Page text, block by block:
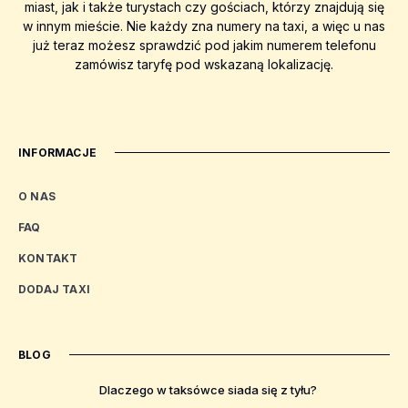
miast, jak i także turystach czy gościach, którzy znajdują się
w innym mieście. Nie każdy zna numery na taxi, a więc u nas
już teraz możesz sprawdzić pod jakim numerem telefonu
zamówisz taryfę pod wskazaną lokalizację.
INFORMACJE
O NAS
FAQ
KONTAKT
DODAJ TAXI
BLOG
Dlaczego w taksówce siada się z tyłu?